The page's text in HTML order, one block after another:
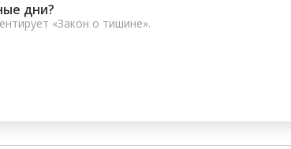
дни?
«Закон о тишине».